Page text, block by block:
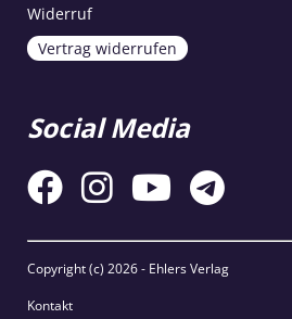
Widerruf
Vertrag widerrufen
Social Media
Copyright (c) 2026 - Ehlers Verlag
Kontakt